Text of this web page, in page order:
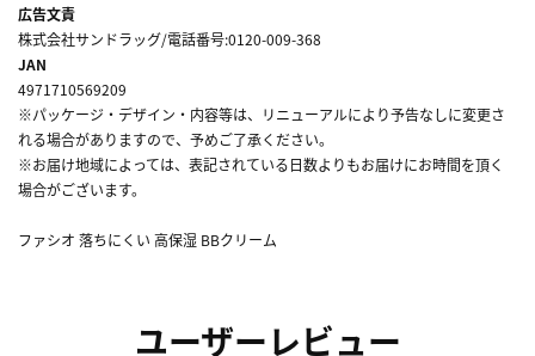
広告文責
株式会社サンドラッグ/電話番号:0120-009-368
JAN
4971710569209
※パッケージ・デザイン・内容等は、リニューアルにより予告なしに変更さ
れる場合がありますので、予めご了承ください。
※お届け地域によっては、表記されている日数よりもお届けにお時間を頂く
場合がございます。
ファシオ 落ちにくい 高保湿 BBクリーム
ユーザーレビュー